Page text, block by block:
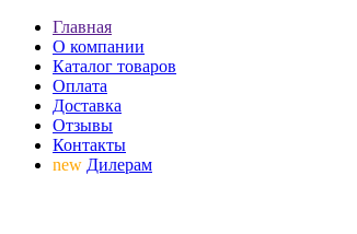
Главная
О компании
Каталог товаров
Оплата
Доставка
Отзывы
Контакты
new Дилерам